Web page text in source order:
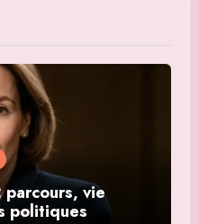
parcours, vie
politiques